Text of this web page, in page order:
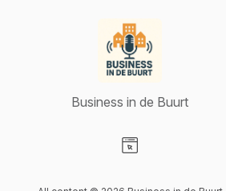
Business in de Buurt